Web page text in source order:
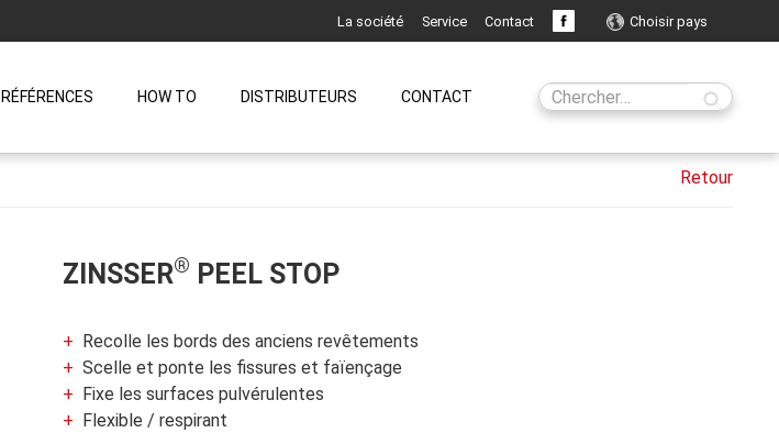
Choisir pays
La société Service Contact
RÉFÉRENCES HOW TO DISTRIBUTEURS CONTACT
ZINSSER® PEEL STOP
Recolle les bords des anciens revêtements
Scelle et ponte les fissures et faïençage
Fixe les surfaces pulvérulentes
Flexible / respirant